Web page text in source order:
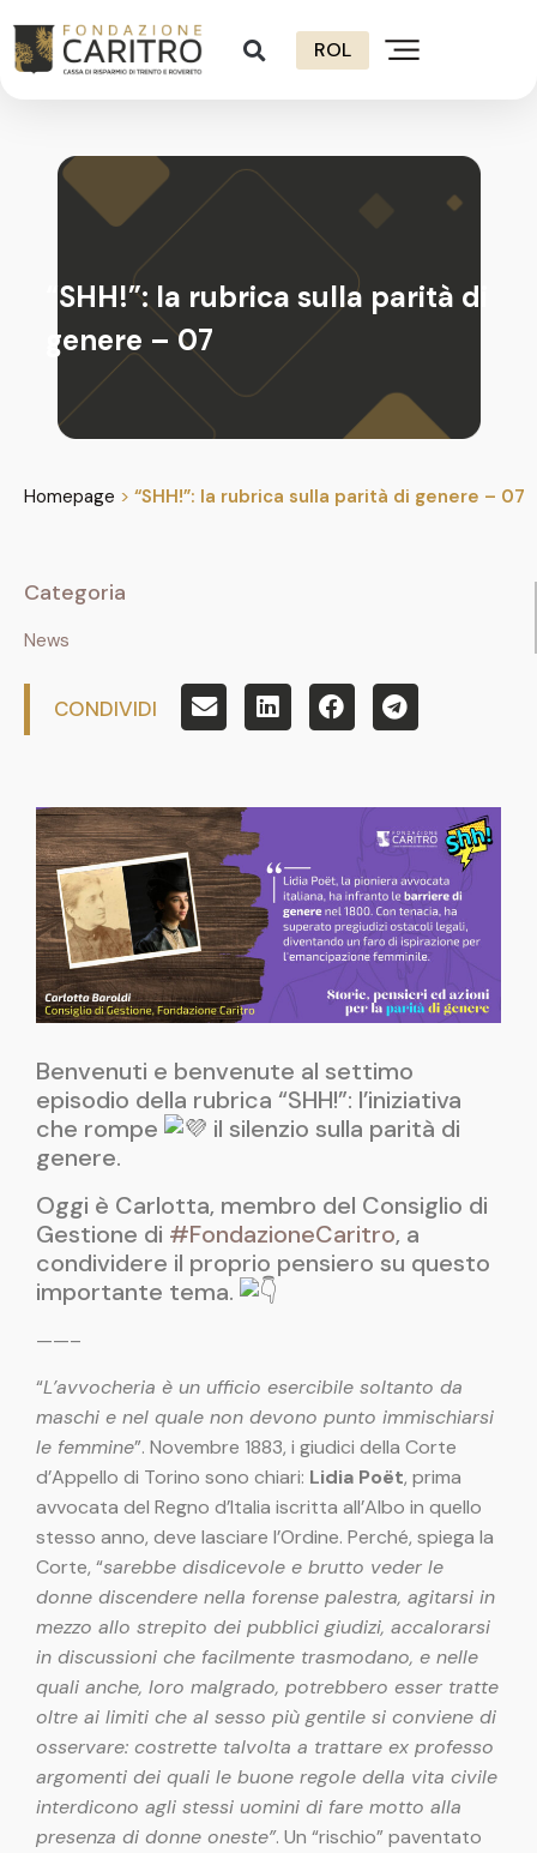
ROL
“SHH!”: la rubrica sulla parità di
genere – 07
Homepage > “SHH!”: la rubrica sulla parità di genere – 07
Categoria
News
CONDIVIDI
Benvenuti e benvenute al settimo
episodio della rubrica “SHH!”: l’iniziativa
che rompe
il silenzio sulla parità di
genere.
Oggi è Carlotta, membro del Consiglio di
Gestione di #FondazioneCaritro, a
condividere il proprio pensiero su questo
importante tema.
——–
“L’avvocheria è un ufficio esercibile soltanto da
maschi e nel quale non devono punto immischiarsi
le femmine”. Novembre 1883, i giudici della Corte
d’Appello di Torino sono chiari: Lidia Poët, prima
avvocata del Regno d’Italia iscritta all’Albo in quello
stesso anno, deve lasciare l’Ordine. Perché, spiega la
Corte, “sarebbe disdicevole e brutto veder le
donne discendere nella forense palestra, agitarsi in
mezzo allo strepito dei pubblici giudizi, accalorarsi
in discussioni che facilmente trasmodano, e nelle
quali anche, loro malgrado, potrebbero esser tratte
oltre ai limiti che al sesso più gentile si conviene di
osservare: costrette talvolta a trattare ex professo
argomenti dei quali le buone regole della vita civile
interdicono agli stessi uomini di fare motto alla
presenza di donne oneste”. Un “rischio” paventato